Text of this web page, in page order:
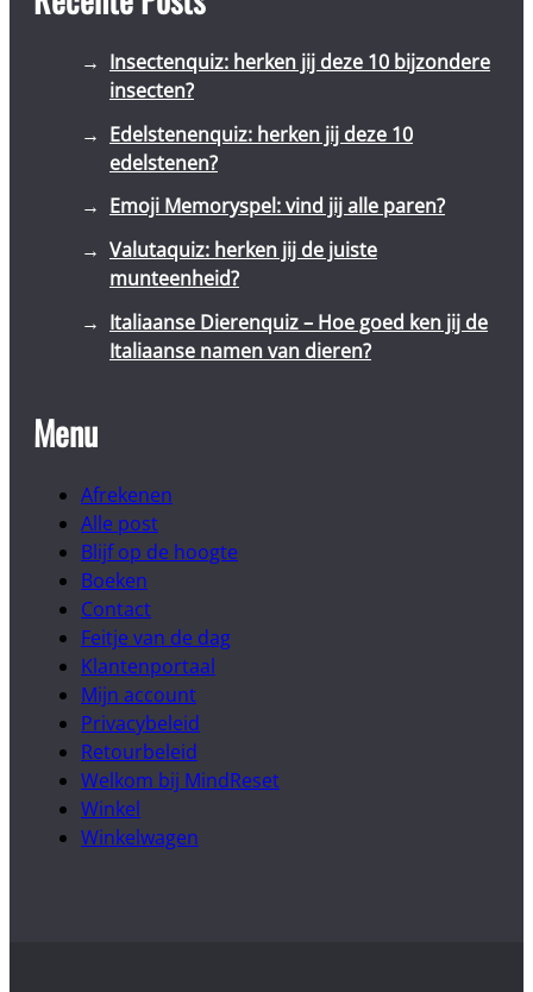
Insectenquiz: herken jij deze 10 bijzondere
insecten?
Edelstenenquiz: herken jij deze 10
edelstenen?
Emoji Memoryspel: vind jij alle paren?
Valutaquiz: herken jij de juiste
munteenheid?
Italiaanse Dierenquiz – Hoe goed ken jij de
Italiaanse namen van dieren?
Menu
Afrekenen
Alle post
Blijf op de hoogte
Boeken
Contact
Feitje van de dag
Klantenportaal
Mijn account
Privacybeleid
Retourbeleid
Welkom bij MindReset
Winkel
Winkelwagen